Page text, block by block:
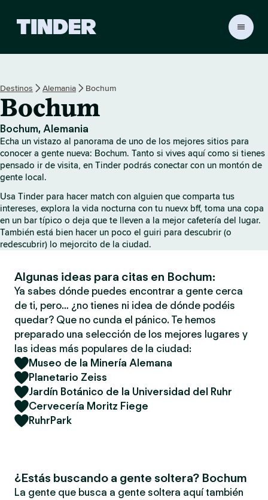
r
n
c
i
o
Destinos Alemania Bochum
Bochum
Bochum, Alemania
Echa un vistazo al panorama de uno de los mejores sitios para
conocer a gente nueva: Bochum. Tanto si vives aquí como si tienes
pensado ir de visita, en Tinder podrás conectar con un montón de
gente local.
Usa Tinder para hacer match con alguien que comparta tus
intereses, explora la vida nocturna con tu nuevx bff, toma una copa
en un bar típico o deja que te lleven a la mejor cafetería del lugar.
También está bien hacer un poco el guiri para descubrir (o
redescubrir) lo mejorcito de la ciudad.
Algunas ideas para citas en Bochum:
Ya sabes dónde puedes encontrar a gente cerca
de ti, pero… ¿no tienes ni idea de dónde podéis
quedar? Que no cunda el pánico. Te hemos
preparado una selección de los mejores lugares y
las ideas más populares de la ciudad:
Museo de la Minería Alemana
Planetario Zeiss
Jardín Botánico de la Universidad del Ruhr
Cervecería Moritz Fiege
RuhrPark
¿Estás buscando a gente soltera? Bochum
La gente que busca a gente soltera aquí también